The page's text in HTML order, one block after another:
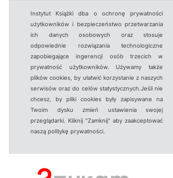
Instytut Książki dba o ochronę prywatności
użytkowników i bezpieczeństwo przetwarzania
ich danych osobowych oraz stosuje
odpowiednie rozwiązania technologiczne
zapobiegające ingerencji osób trzecich w
prywatność użytkowników. Używamy także
plików cookies, by ułatwić korzystanie z naszych
serwisów oraz do celów statystycznych.Jeśli nie
chcesz, by pliki cookies były zapisywane na
Twoim dysku zmień ustawienia swojej
przeglądarki. Kliknij "Zamknij" aby zaakceptować
naszą politykę prywatności.